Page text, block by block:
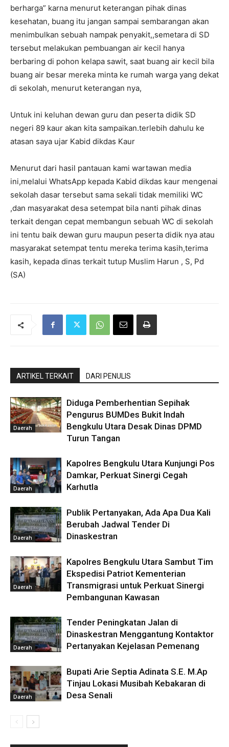
berharga” karna menurut keterangan pihak dinas
kesehatan, buang itu jangan sampai sembarangan akan
menimbulkan sebuah nampak penyakit,,semetara di SD
tersebut melakukan pembuangan air kecil hanya
berbaring di pohon kelapa sawit, saat buang air kecil bila
buang air besar mereka minta ke rumah warga yang dekat
di sekolah, menurut keterangan nya,
Untuk ini keluhan dewan guru dan peserta didik SD
negeri 89 kaur akan kita sampaikan.terlebih dahulu ke
atasan saya ujar Kabid dikdas Kaur
Menurut dari hasil pantauan kami wartawan media
ini,melalui WhatsApp kepada Kabid dikdas kaur mengenai
sekolah dasar tersebut sama sekali tidak memiliki WC
,dan masyarakat desa setempat bila nanti pihak dinas
terkait dengan cepat membangun sebuah WC di sekolah
ini tentu baik dewan guru maupun peserta didik nya atau
masyarakat setempat tentu mereka terima kasih,terima
kasih, kepada dinas terkait tutup Muslim Harun , S, Pd
(SA)
ARTIKEL TERKAIT DARI PENULIS
Daerah
Diduga Pemberhentian Sepihak
Pengurus BUMDes Bukit Indah
Bengkulu Utara Desak Dinas DPMD
Turun Tangan
Daerah
Kapolres Bengkulu Utara Kunjungi Pos
Damkar, Perkuat Sinergi Cegah
Karhutla
Daerah
Publik Pertanyakan, Ada Apa Dua Kali
Berubah Jadwal Tender Di
Dinaskestran
Daerah
Kapolres Bengkulu Utara Sambut Tim
Ekspedisi Patriot Kementerian
Transmigrasi untuk Perkuat Sinergi
Pembangunan Kawasan
Daerah
Tender Peningkatan Jalan di
Dinaskestran Menggantung Kontaktor
Pertanyakan Kejelasan Pemenang
Daerah
Bupati Arie Septia Adinata S.E. M.Ap
Tinjau Lokasi Musibah Kebakaran di
Desa Senali